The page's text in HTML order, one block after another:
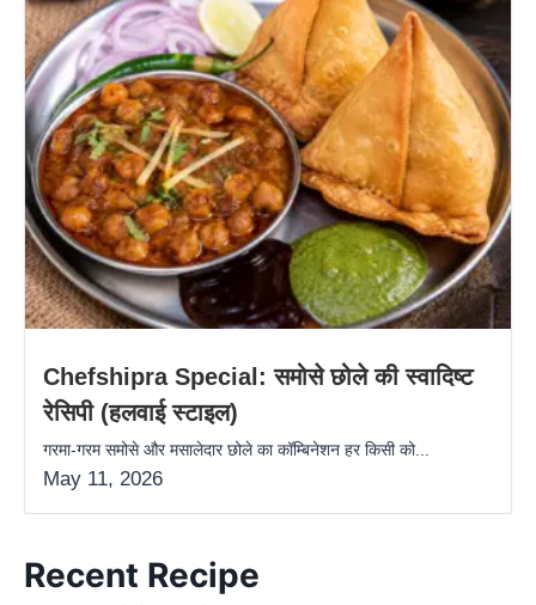
Chefshipra Special: समोसे छोले की स्वादिष्ट
रेसिपी (हलवाई स्टाइल)
गरमा-गरम समोसे और मसालेदार छोले का कॉम्बिनेशन हर किसी को...
May 11, 2026
Recent Recipe